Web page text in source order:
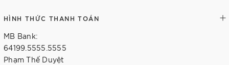
HÌNH THỨC THANH TOÁN
MB Bank:
64199.5555.5555
Phạm Thế Duyệt